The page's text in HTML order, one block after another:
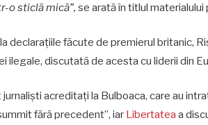
o sticlă mică”, se arată în titlul materialului
declarațiile făcute de premierul britanic,
ilegale, discutată de acesta cu liderii din
jurnaliști acreditați la Bulboaca, care au
fără precedent”, iar Libertatea a